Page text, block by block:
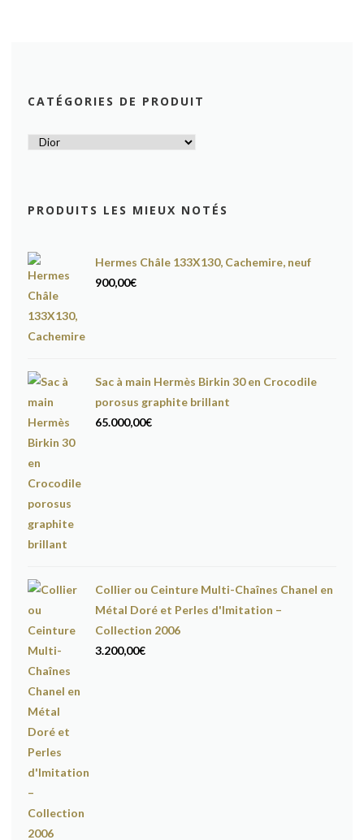
CATÉGORIES DE PRODUIT
PRODUITS LES MIEUX NOTÉS
Hermes Châle 133X130, Cachemire, neuf
900,00€
Sac à main Hermès Birkin 30 en Crocodile
porosus graphite brillant
65.000,00€
Collier ou Ceinture Multi-Chaînes Chanel en
Métal Doré et Perles d'Imitation –
Collection 2006
3.200,00€